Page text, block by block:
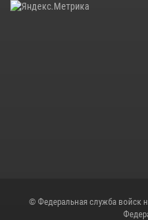
© Федеральная служба войск